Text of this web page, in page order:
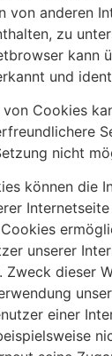
von anderen
zu
kann
und
Cookies
nicht
können die
unserer
Zweck dieser
einer